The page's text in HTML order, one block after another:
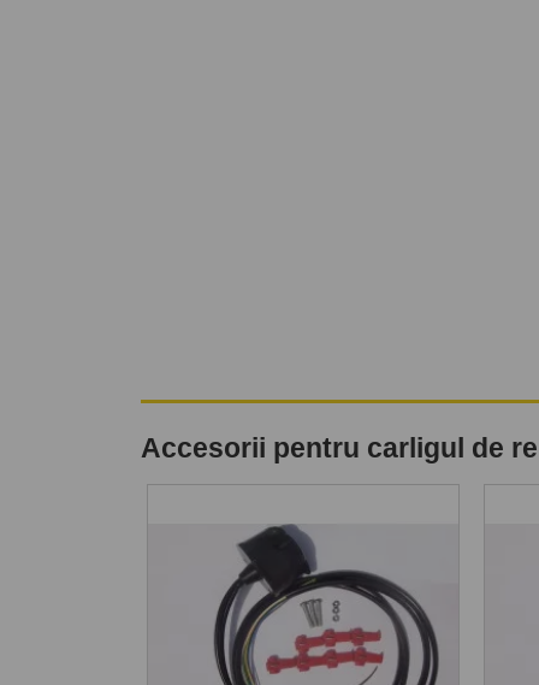
Accesorii pentru carligul de